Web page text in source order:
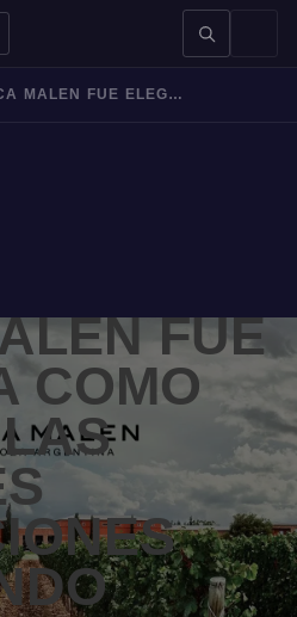
Malbec Bodegas Jujuy
RUCA MALEN FUE ELEGIDA COMO UNA DE LAS MEJORES ATRACCIONES DEL MUNDO
FUE
COMO